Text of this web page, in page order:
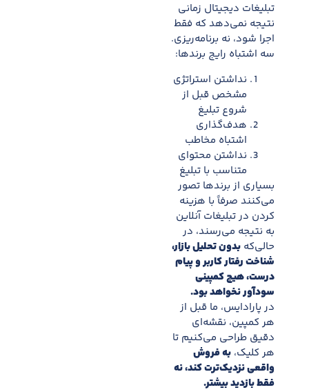
تبلیغات دیجیتال زمانی
نتیجه نمی‌دهد که فقط
اجرا شود، نه برنامه‌ریزی.
سه اشتباه رایج برندها:
نداشتن استراتژی
مشخص قبل از
شروع تبلیغ
هدف‌گذاری
اشتباه مخاطب
نداشتن محتوای
متناسب با تبلیغ
بسیاری از برندها تصور
می‌کنند صرفاً با هزینه
کردن در تبلیغات آنلاین
به نتیجه می‌رسند، در
حالی‌که بدون تحلیل بازار،
شناخت رفتار کاربر و پیام
درست، هیچ کمپینی
سودآور نخواهد بود.
در پارادایس، ما قبل از
هر کمپین، نقشه‌ای
دقیق طراحی می‌کنیم تا
هر کلیک، به فروش
واقعی نزدیک‌ترت کند، نه
فقط بازدید بیشتر.